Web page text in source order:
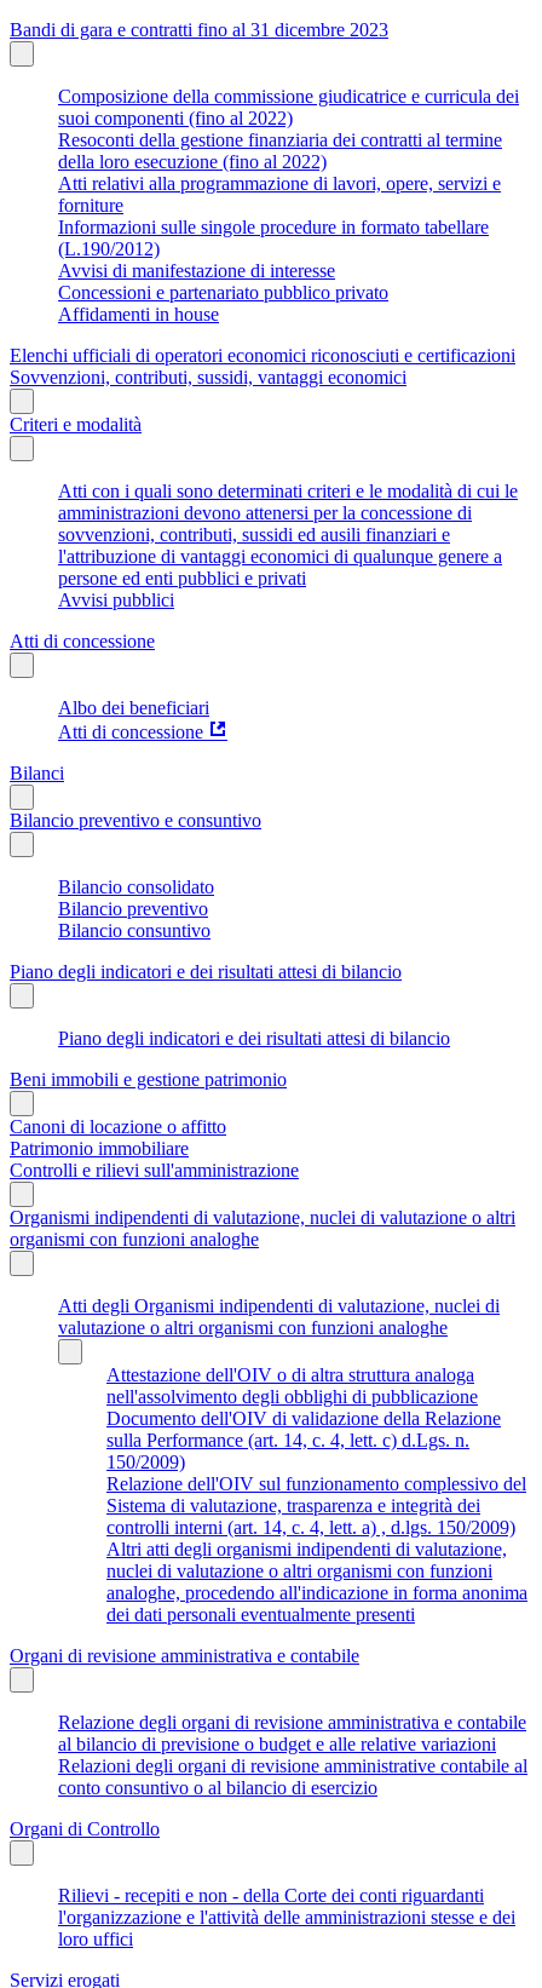
Bandi di gara e contratti fino al 31 dicembre 2023
Composizione della commissione giudicatrice e curricula dei
suoi componenti (fino al 2022)
Resoconti della gestione finanziaria dei contratti al termine
della loro esecuzione (fino al 2022)
Atti relativi alla programmazione di lavori, opere, servizi e
forniture
Informazioni sulle singole procedure in formato tabellare
(L.190/2012)
Avvisi di manifestazione di interesse
Concessioni e partenariato pubblico privato
Affidamenti in house
Elenchi ufficiali di operatori economici riconosciuti e certificazioni
Sovvenzioni, contributi, sussidi, vantaggi economici
Criteri e modalità
Atti con i quali sono determinati criteri e le modalità di cui le
amministrazioni devono attenersi per la concessione di
sovvenzioni, contributi, sussidi ed ausili finanziari e
l'attribuzione di vantaggi economici di qualunque genere a
persone ed enti pubblici e privati
Avvisi pubblici
Atti di concessione
Albo dei beneficiari
Atti di concessione
Bilanci
Bilancio preventivo e consuntivo
Bilancio consolidato
Bilancio preventivo
Bilancio consuntivo
Piano degli indicatori e dei risultati attesi di bilancio
Piano degli indicatori e dei risultati attesi di bilancio
Beni immobili e gestione patrimonio
Canoni di locazione o affitto
Patrimonio immobiliare
Controlli e rilievi sull'amministrazione
Organismi indipendenti di valutazione, nuclei di valutazione o altri
organismi con funzioni analoghe
Atti degli Organismi indipendenti di valutazione, nuclei di
valutazione o altri organismi con funzioni analoghe
Attestazione dell'OIV o di altra struttura analoga
nell'assolvimento degli obblighi di pubblicazione
Documento dell'OIV di validazione della Relazione
sulla Performance (art. 14, c. 4, lett. c) d.Lgs. n.
150/2009)
Relazione dell'OIV sul funzionamento complessivo del
Sistema di valutazione, trasparenza e integrità dei
controlli interni (art. 14, c. 4, lett. a) , d.lgs. 150/2009)
Altri atti degli organismi indipendenti di valutazione,
nuclei di valutazione o altri organismi con funzioni
analoghe, procedendo all'indicazione in forma anonima
dei dati personali eventualmente presenti
Organi di revisione amministrativa e contabile
Relazione degli organi di revisione amministrativa e contabile
al bilancio di previsione o budget e alle relative variazioni
Relazioni degli organi di revisione amministrative contabile al
conto consuntivo o al bilancio di esercizio
Organi di Controllo
Rilievi - recepiti e non - della Corte dei conti riguardanti
l'organizzazione e l'attività delle amministrazioni stesse e dei
loro uffici
Servizi erogati